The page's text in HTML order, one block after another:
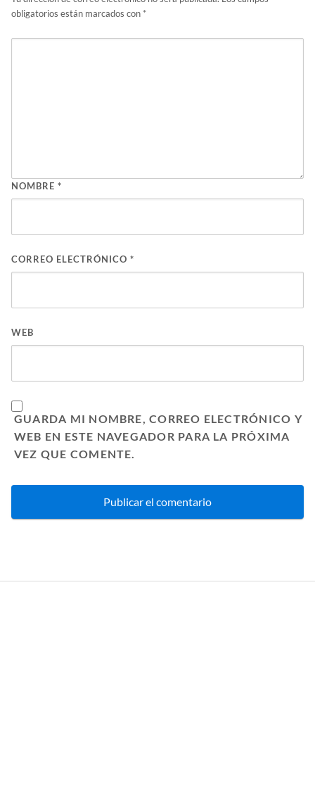
obligatorios están marcados con *
NOMBRE *
CORREO ELECTRÓNICO *
WEB
GUARDA MI NOMBRE, CORREO ELECTRÓNICO Y
WEB EN ESTE NAVEGADOR PARA LA PRÓXIMA
VEZ QUE COMENTE.